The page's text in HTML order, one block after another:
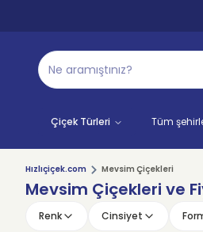
Çiçek Türleri Tüm
Hızlıçiçek.com Mevsim Çiçekleri
Mevsim Çiçekleri ve
Renk Cinsiyet